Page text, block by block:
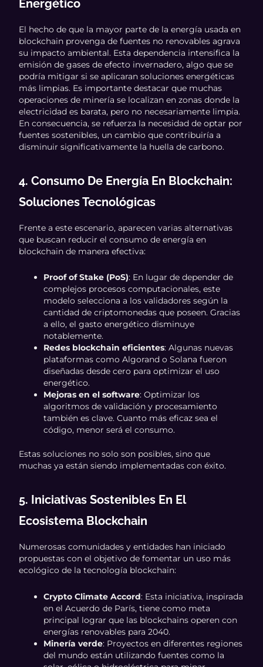
Energético
El hecho de que la mayor parte de la energía usada en
blockchain provenga de fuentes no renovables agrava
su impacto ambiental. Esta dependencia intensifica la
emisión de gases de efecto invernadero, algo que se
podría mitigar si se aplicaran soluciones energéticas
más limpias. Es importante destacar que muchas
operaciones de minería se localizan en zonas donde la
electricidad es barata, pero no necesariamente limpia.
En consecuencia, se refuerza la necesidad de optar por
fuentes sostenibles, un cambio que contribuiría a
disminuir significativamente la huella de carbono.
4. Consumo De Energía En Blockchain:
Soluciones Tecnológicas
Frente a este escenario, aparecen varias alternativas
que buscan reducir el consumo de energía en
blockchain de manera efectiva:
Proof of Stake (PoS): En lugar de depender de
complejos procesos computacionales, este
modelo selecciona a los validadores según la
cantidad de criptomonedas que poseen. Gracias
a ello, el gasto energético disminuye
notablemente.
Redes blockchain eficientes: Algunas nuevas
plataformas como Algorand o Solana fueron
diseñadas desde cero para optimizar el uso
energético.
Mejoras en el software: Optimizar los
algoritmos de validación y procesamiento
también es clave. Cuanto más eficaz sea el
código, menor será el consumo.
Estas soluciones no solo son posibles, sino que
muchas ya están siendo implementadas con éxito.
5. Iniciativas Sostenibles En El
Ecosistema Blockchain
Numerosas comunidades y entidades han iniciado
propuestas con el objetivo de fomentar un uso más
ecológico de la tecnología blockchain:
Crypto Climate Accord: Esta iniciativa, inspirada
en el Acuerdo de París, tiene como meta
principal lograr que las blockchains operen con
energías renovables para 2040.
Minería verde: Proyectos en diferentes regiones
del mundo están utilizando fuentes como la